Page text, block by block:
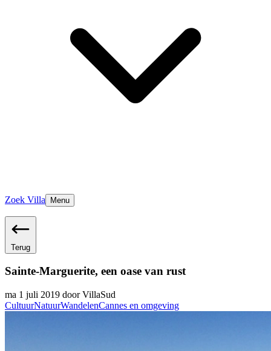
Zoek Villa Menu
Terug
Sainte-Marguerite, een oase van rust
ma 1 juli 2019 door VillaSud
CultuurNatuurWandelenCannes en omgeving